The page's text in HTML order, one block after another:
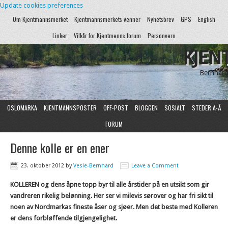
Update cookies preferences
Om Kjentmannsmerket Kjentmannsmerkets venner Nyhetsbrev GPS
English
Linker
Vilkår for Kjentmenns forum Personvern
OSLOMARKA KJENTMANNSPOSTER OFF-POST BLOGGEN SOSIALT
STEDER A-Å
FORUM
Denne kolle er en ener
23. oktober 2012 byVesle-Bernhard Leave a Comment
KOLLEREN og dens åpne topp byr til alle årstider på en utsikt som gir
vandreren rikelig belønning. Her ser vi milevis sørover og har fri sikt til
noen av Nordmarkas fineste åser og sjøer. Men det beste med Kolleren
er dens forbløffende tilgjengelighet.